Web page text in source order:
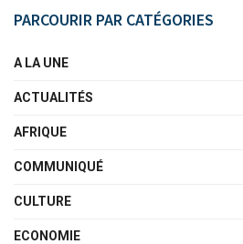
PARCOURIR PAR CATÉGORIES
A LA UNE
ACTUALITÉS
AFRIQUE
COMMUNIQUÉ
CULTURE
ECONOMIE